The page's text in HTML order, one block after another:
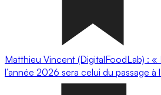
Matthieu Vincent (DigitalFoodLab) :
l’année 2026 sera celui du passage à